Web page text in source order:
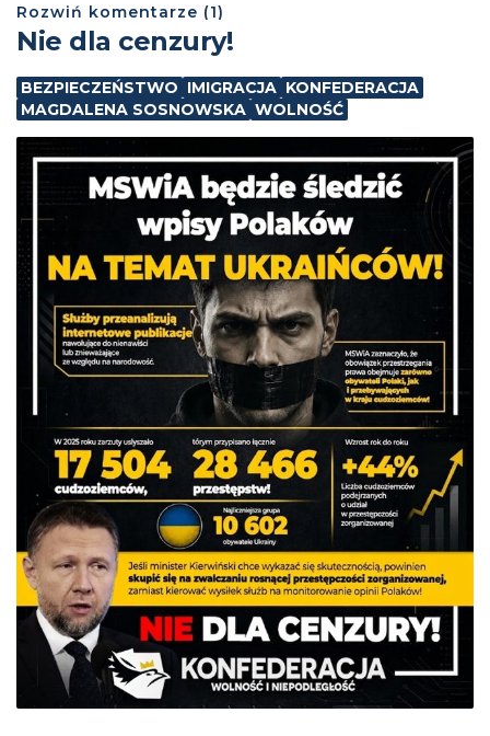
Rozwiń komentarze (1)
Nie dla cenzury!
BEZPIECZEŃSTWO IMIGRACJA KONFEDERACJA
MAGDALENA SOSNOWSKA WOLNOŚĆ